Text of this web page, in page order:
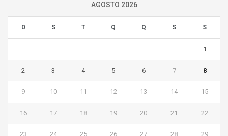
AGOSTO 2026
D S T Q Q S S
1
2 3 4 5 6 7 8
9 10 11 12 13 14 15
16 17 18 19 20 21 22
23 24 25 26 27 28 29